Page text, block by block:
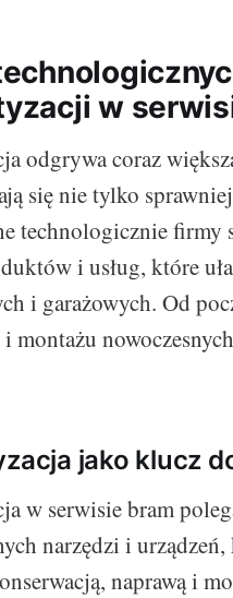
w
odgrywa coraz
się nie tylko
technologicznie
i usług, które
i garażowych. Od
montażu
jako klucz
w serwisie bram
narzędzi i
naprawą i